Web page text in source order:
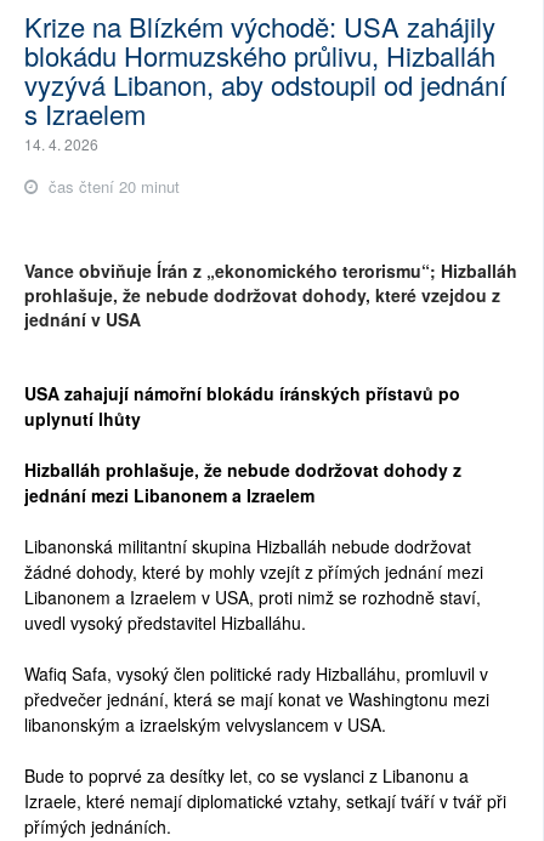
Krize na Blízkém východě: USA zahájily
blokádu Hormuzského průlivu, Hizballáh
vyzývá Libanon, aby odstoupil od jednání
s Izraelem
14. 4. 2026
čas čtení 20 minut
Vance obviňuje Írán z „ekonomického terorismu“; Hizballáh
prohlašuje, že nebude dodržovat dohody, které vzejdou z
jednání v USA
USA zahajují námořní blokádu íránských přístavů po
uplynutí lhůty
Hizballáh prohlašuje, že nebude dodržovat dohody z
jednání mezi Libanonem a Izraelem
Libanonská militantní skupina Hizballáh nebude dodržovat
žádné dohody, které by mohly vzejít z přímých jednání mezi
Libanonem a Izraelem v USA, proti nimž se rozhodně staví,
uvedl vysoký představitel Hizballáhu.
Wafiq Safa, vysoký člen politické rady Hizballáhu, promluvil v
předvečer jednání, která se mají konat ve Washingtonu mezi
libanonským a izraelským velvyslancem v USA.
Bude to poprvé za desítky let, co se vyslanci z Libanonu a
Izraele, které nemají diplomatické vztahy, setkají tváří v tvář při
přímých jednáních.